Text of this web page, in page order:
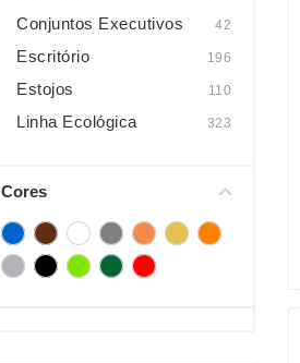
Conjuntos Executivos 42
Escritório 196
Estojos 110
Linha Ecológica 323
Cores